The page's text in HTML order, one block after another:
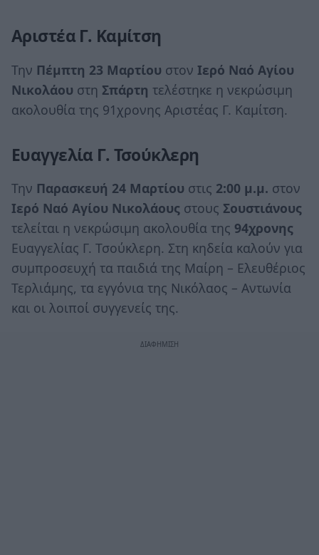
Αριστέα Γ. Καμίτση
Την Πέμπτη 23 Μαρτίου στον Ιερό Ναό Αγίου
Νικολάου στη Σπάρτη τελέστηκε η νεκρώσιμη
ακολουθία της 91χρονης Αριστέας Γ. Καμίτση.
Ευαγγελία Γ. Τσούκλερη
Την Παρασκευή 24 Μαρτίου στις 2:00 μ.μ. στον
Ιερό Ναό Αγίου Νικολάους στους Σουστιάνους
τελείται η νεκρώσιμη ακολουθία της 94χρονης
Ευαγγελίας Γ. Τσούκλερη. Στη κηδεία καλούν για
συμπροσευχή τα παιδιά της Μαίρη – Ελευθέριος
Τερλιάμης, τα εγγόνια της Νικόλαος – Αντωνία
και οι λοιποί συγγενείς της.